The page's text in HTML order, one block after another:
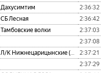
Дахусимтим 2:36:32
СБ Лесная 2:36:42
Тамбовские волки 2:37:03
2:37:08
Л/К Нижнецарицынские (NCLT) 2:37:21
2:37:29